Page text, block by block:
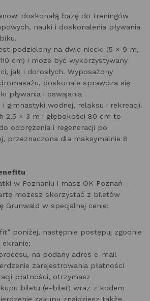
doskonałą bazę do treningów
nauki i doskonalenia pływania
podzielony na dwie niecki (5 × 9 m,
cm) i może być wykorzystywany
jak i dorosłych. Wyposażony
doskonale sprawdza się
pływania i oswajania
gimnastyki wodnej, relaksu i rekreacji.
2,5 × 3 m i głębokości 80 cm to
odprężenia i regeneracji po
przeznaczona dla maksymalnie 8
w Poznaniu i masz OK Poznań -
możesz skorzystać z biletów
Grunwald w specjalnej cenie:
poniżej, następnie postępuj zgodnie
na podany adres e-mail
zarejestrowania płatności
płatności, otrzymasz
biletu (e-bilet) wraz z kodem
zakupu znajdziesz także